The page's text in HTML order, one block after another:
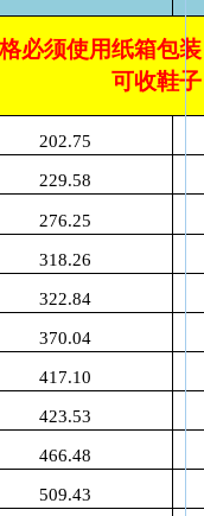
必须使用纸箱包
可收鞋子
202.75
229.58
276.25
318.26
322.84
370.04
417.10
423.53
466.48
509.43